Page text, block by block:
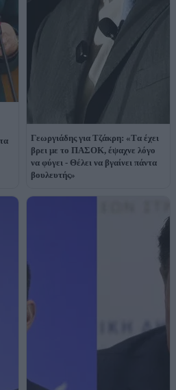
Γεωργιάδης για Τζάκρη: «Tα έχει
βρει με το ΠΑΣΟΚ, έψαχνε λόγο
να φύγει - Θέλει να βγαίνει πάντα
βουλευτής»